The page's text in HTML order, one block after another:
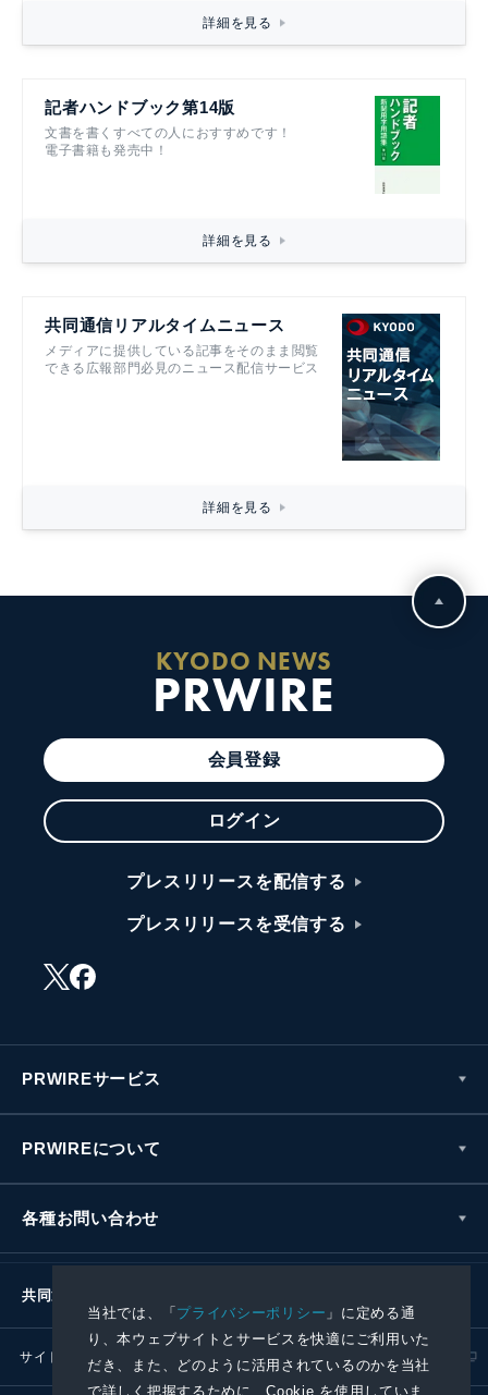
当社では、「プライバシーポリシー 」に定める通
り、本ウェブサイトとサービスを快適にご利用いた
だき、また、どのように活用されているのかを当社
で詳しく把握するために、Cookie を使用していま
詳細を見る
記者ハンドブック第14版
文書を書くすべての人におすすめです！
電子書籍も発売中！
詳細を見る
共同通信リアルタイムニュース
メディアに提供している記事をそのまま閲覧
できる広報部門必見のニュース配信サービス
詳細を見る
KYODO NEWS
PRWIRE
会員登録
ログイン
プレスリリースを配信する
プレスリリースを受信する
PRWIREサービス
PRWIREについて
各種お問い合わせ
共同通信社グループ
サイトポリシー プライバシーポリシー